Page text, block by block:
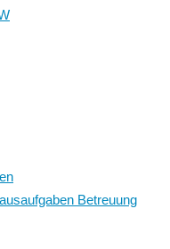
Betreuung